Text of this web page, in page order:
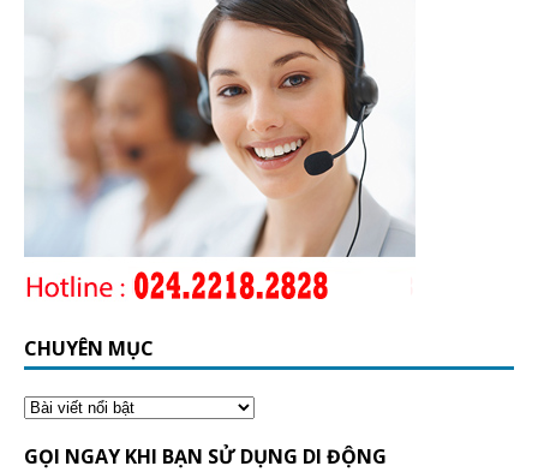
CHUYÊN MỤC
GỌI NGAY KHI BẠN SỬ DỤNG DI ĐỘNG